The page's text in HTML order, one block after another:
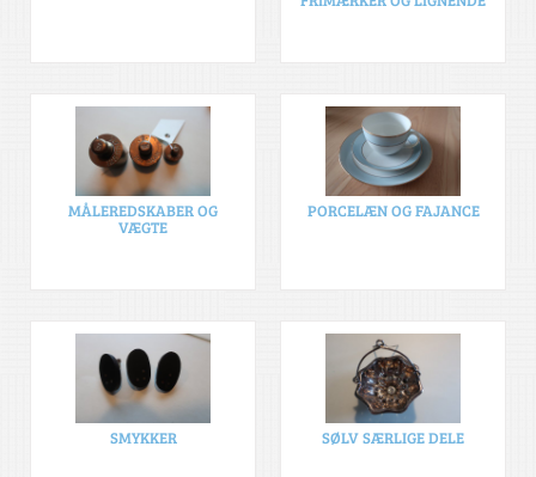
MÅLEREDSKABER OG
VÆGTE
PORCELÆN OG FAJANCE
SMYKKER SØLV SÆRLIGE DELE